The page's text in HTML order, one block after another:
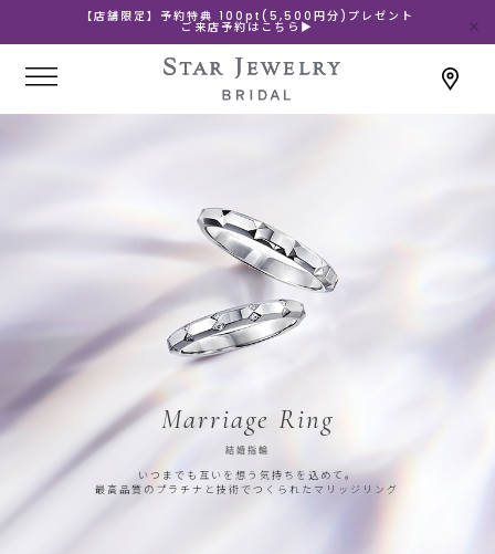
【店舗限定】予約特典 100pt(5,500円分)プレゼント
ご来店予約はこちら▶
Marriage Ring
結婚指輪
いつまでも互いを想う気持ちを込めて。
最高品質のプラチナと技術でつくられたマリッジリング